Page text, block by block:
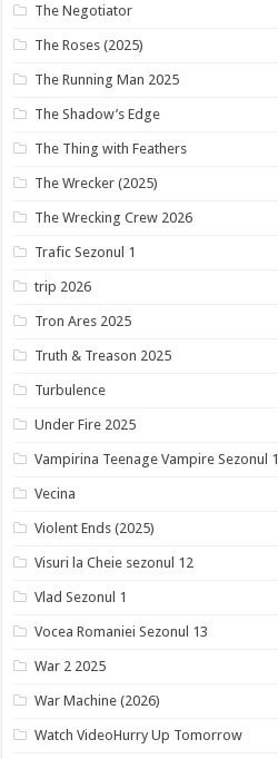
The Negotiator
The Roses (2025)
The Running Man 2025
The Shadow’s Edge
The Thing with Feathers
The Wrecker (2025)
The Wrecking Crew 2026
Trafic Sezonul 1
trip 2026
Tron Ares 2025
Truth & Treason 2025
Turbulence
Under Fire 2025
Vampirina Teenage Vampire Sezonul 1
Vecina
Violent Ends (2025)
Visuri la Cheie sezonul 12
Vlad Sezonul 1
Vocea Romaniei Sezonul 13
War 2 2025
War Machine (2026)
Watch VideoHurry Up Tomorrow